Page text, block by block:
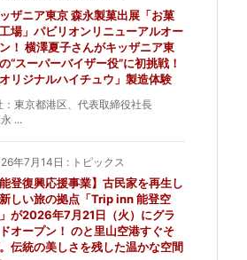
ザニア東京 森永製菓出展「お菓
場」パビリオンリニューアルオー
！ 横澤夏子さんがキッザニア東
“スーパーバイザー役”に初挑戦！
オリジナルハイチュウ」製造体験
東京都港区、代表取締役社長
...
年7月14日 : トピックス
能登復興応援事業】古民家を再生し
しい旅の拠点「Trip inn 能登空
が2026年7月21日（火）にグラ
オープン！ のと里山空港すぐそ
伝統の美しさを残した温かな空間